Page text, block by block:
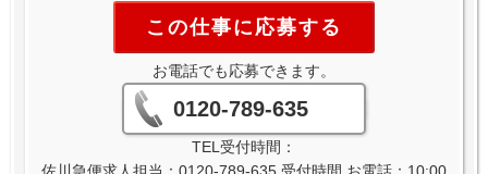
この仕事に応募する
お電話でも応募できます。
0120-789-635
TEL受付時間：